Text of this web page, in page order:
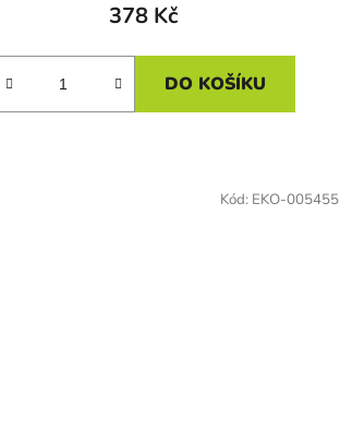
378 Kč
DO KOŠÍKU
Kód: EKO-005455